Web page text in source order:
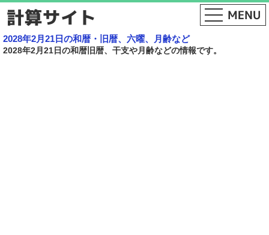
2028年2月21日の和暦・旧暦、六曜、月齢など
2028年2月21日の和暦旧暦、干支や月齢などの情報です。